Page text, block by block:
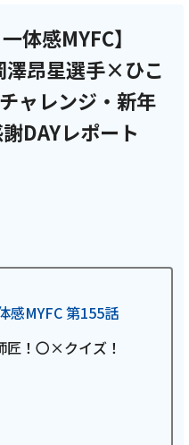
ビ
料金案内
体感MYFC】
澤昂星選手×ひこ
ャレンジ・新年
DAYレポート
感MYFC 第155話
！〇×クイズ！